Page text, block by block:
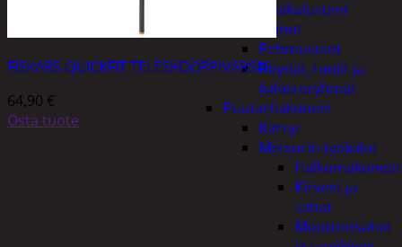
Puutarhakalusteet
Keinut
Pehmusteet
Pöydät, tuolit ja
kalusteryhmät
Puutarhakoneet
Kärryt
Metsurin työkalut
Halkomakoneet
Kirveet ja
sahat
Moottorisahat
FISKARS QUICKFIT TELESKOOPPIVARSI L
64,90 €
Osta tuote